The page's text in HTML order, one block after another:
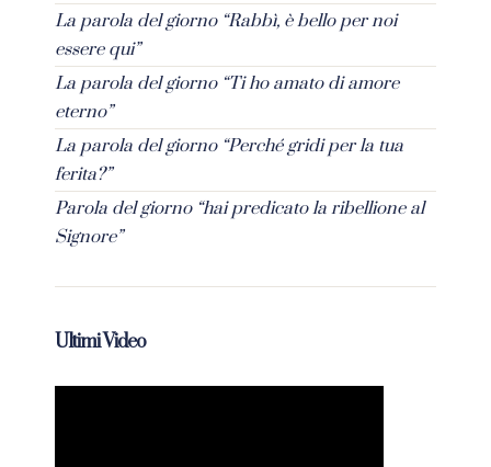
La parola del giorno “Rabbì, è bello per noi
essere qui”
La parola del giorno “Ti ho amato di amore
eterno”
La parola del giorno “Perché gridi per la tua
ferita?”
Parola del giorno “hai predicato la ribellione al
Signore”
Ultimi Video